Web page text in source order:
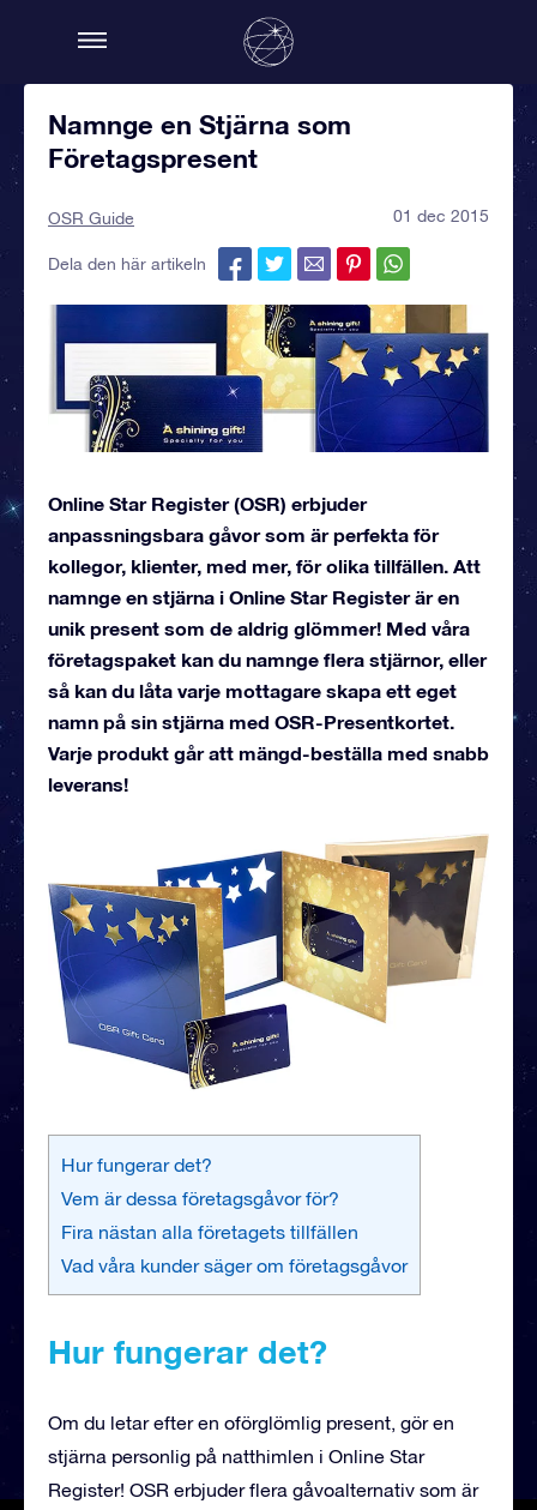
Namnge en Stjärna som
Företagspresent
OSR Guide 01 dec 2015
Dela den här artikeln
Online Star Register (OSR) erbjuder
anpassningsbara gåvor som är perfekta för
kollegor, klienter, med mer, för olika tillfällen. Att
namnge en stjärna i Online Star Register är en
unik present som de aldrig glömmer! Med våra
företagspaket kan du namnge flera stjärnor, eller
så kan du låta varje mottagare skapa ett eget
namn på sin stjärna med OSR-Presentkortet.
Varje produkt går att mängd-beställa med snabb
leverans!
Hur fungerar det?
Vem är dessa företagsgåvor för?
Fira nästan alla företagets tillfällen
Vad våra kunder säger om företagsgåvor
Hur fungerar det?
Om du letar efter en oförglömlig present, gör en
stjärna personlig på natthimlen i Online Star
Register! OSR erbjuder flera gåvoalternativ som är